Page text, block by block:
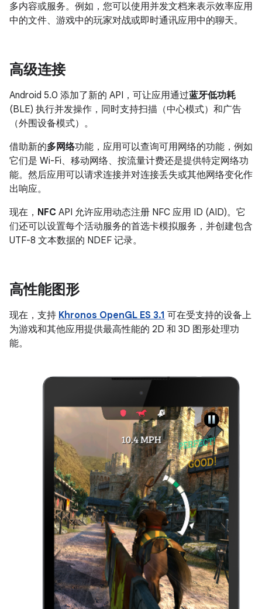
多内容或服务。例如，您可以使用并发文档来表示效率应用
中的文件、游戏中的玩家对战或即时通讯应用中的聊天。
高级连接
Android 5.0 添加了新的 API，可让应用通过蓝牙低功耗
(BLE) 执行并发操作，同时支持扫描（中心模式）和广告
（外围设备模式）。
借助新的多网络功能，应用可以查询可用网络的功能，例如
它们是 Wi-Fi、移动网络、按流量计费还是提供特定网络功
能。然后应用可以请求连接并对连接丢失或其他网络变化作
出响应。
现在， NFC API 允许应用动态注册 NFC 应用 ID (AID)。它
们还可以设置每个活动服务的首选卡模拟服务，并创建包含
UTF-8 文本数据的 NDEF 记录。
高性能图形
现在，支持 Khronos OpenGL ES 3.1 可在受支持的设备上
为游戏和其他应用提供最高性能的 2D 和 3D 图形处理功
能。